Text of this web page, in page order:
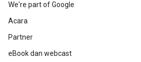
We're part of Google
Acara
Partner
eBook dan webcast